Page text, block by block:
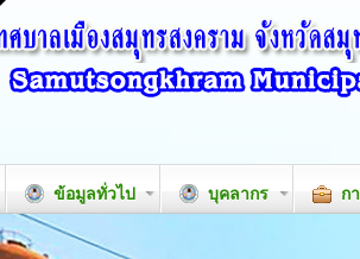
ข้อมูลทั่วไป บุคลากร ก